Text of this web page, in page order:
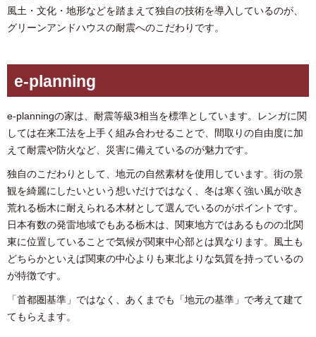
風土・文化・地形などを踏まえて独自の技術を導入しているのが、
グリーンアンドハウスの耐震へのこだわりです。
e-planning
e-planningの家は、耐震等級3相当を標準としています。レンガに関
しては在来工法を上手く組み合わせることで、間取りの自由度に加
えて耐震や防火など、災害に備えているのが魅力です。
独自のこだわりとして、地元の自然素材を使用しています。街の景
観を綺麗にしたいという想いだけではなく、冬は寒く強い風が吹き
荒れる栃木に耐えられる木材として選んでいるのがポイントです。
日本有数の発雷地域でもある栃木は、関東地方ではあるものの北関
東に位置していることで気候が関東中心部とは異なります。風土も
どちらかといえば関東の中心よりも東北よりな気質を持っているの
が特徴です。
「首都圏基準」ではなく、あくまでも「地元の基準」で考えて建て
てもらえます。